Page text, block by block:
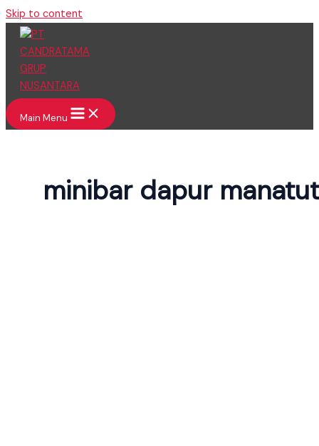
Skip to content
Main Menu
minibar dapur